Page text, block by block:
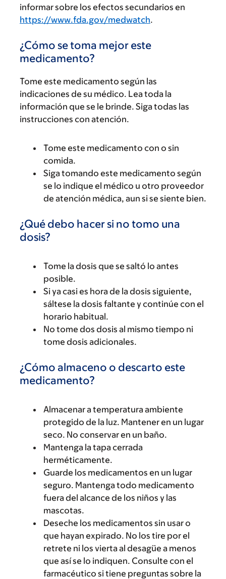
informar sobre los efectos secundarios en
https://www.fda.gov/medwatch.
¿Cómo se toma mejor este
medicamento?
Tome este medicamento según las
indicaciones de su médico. Lea toda la
información que se le brinde. Siga todas las
instrucciones con atención.
Tome este medicamento con o sin
comida.
Siga tomando este medicamento según
se lo indique el médico u otro proveedor
de atención médica, aun si se siente bien.
¿Qué debo hacer si no tomo una
dosis?
Tome la dosis que se saltó lo antes
posible.
Si ya casi es hora de la dosis siguiente,
sáltese la dosis faltante y continúe con el
horario habitual.
No tome dos dosis al mismo tiempo ni
tome dosis adicionales.
¿Cómo almaceno o descarto este
medicamento?
Almacenar a temperatura ambiente
protegido de la luz. Mantener en un lugar
seco. No conservar en un baño.
Mantenga la tapa cerrada
herméticamente.
Guarde los medicamentos en un lugar
seguro. Mantenga todo medicamento
fuera del alcance de los niños y las
mascotas.
Deseche los medicamentos sin usar o
que hayan expirado. No los tire por el
retrete ni los vierta al desagüe a menos
que así se lo indiquen. Consulte con el
farmacéutico si tiene preguntas sobre la